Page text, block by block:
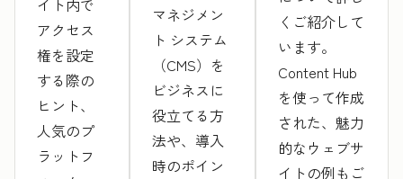
アクセス
権を設定
する際の
ヒント、
人気のプ
ラットフ
マネジメン
ト システム
（CMS）を
ビジネスに
役立てる方
法や、導入
時のポイン
くご紹介して
います。
Content Hub
を使って作成
された、魅力
的なウェブサ
イトの例もご